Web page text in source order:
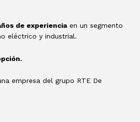
de experienciaen un segmento
eléctrico y industrial.
empresa del grupo RTE De